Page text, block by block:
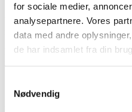
for sociale medier,
analysepartnere. Vores
data med andre
de har indsamlet fra din
Nødvendig
Sygedagpenge udbetales
betyder, at du eksempelvis først
måneden er omme.
Pengene udbetales den sidste